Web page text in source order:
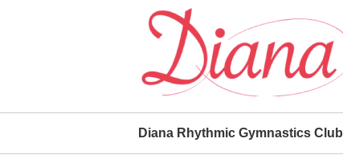
Diana Rhythmic Gymnastics Club